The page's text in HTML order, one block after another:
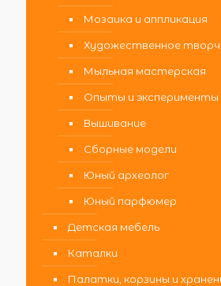
Мозаика и аппликация
Художественное
Мыльная мастерская
Опыты и эксперименты
Вышивание
Сборные модели
Юный археолог
Юный парфюмер
Детская мебель
Каталки
Палатки, корзины и